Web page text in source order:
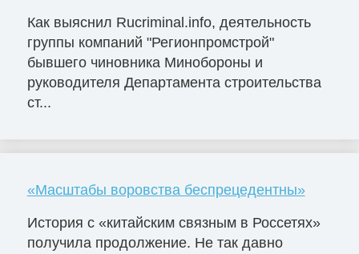
Как выяснил Rucriminal.info, деятельность
группы компаний "Регионпромстрой"
бывшего чиновника Минобороны и
руководителя Департамента строительства
ст...
«Масштабы воровства беспрецедентны»
История с «китайским связным в Россетях»
получила продолжение. Не так давно